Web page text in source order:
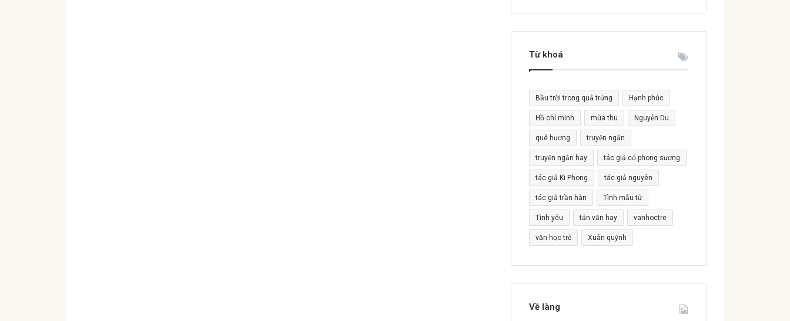
i
c
o
:
Từ khoá
Bầu trời trong quả trứng Hạnh phúc
Hồ chí minh mùa thu Nguyễn Du
quê hương truyện ngắn
truyện ngắn hay tác giả cỏ phong sương
tác giả Kì Phong tác giả nguyên
tác giả trần hàn Tình mẫu tử
Tình yêu tản văn hay vanhoctre
văn học trẻ Xuân quỳnh
Về làng